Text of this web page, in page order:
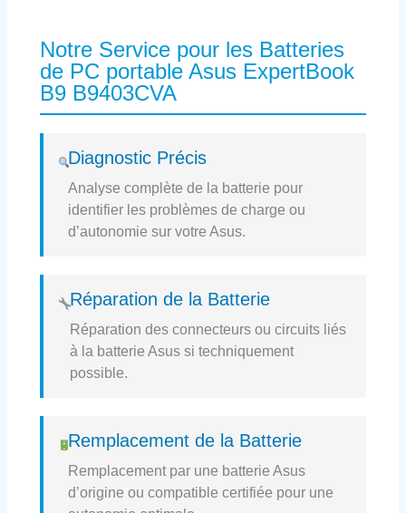
Notre Service pour les Batteries
de PC portable Asus ExpertBook
B9 B9403CVA
Diagnostic Précis
Analyse complète de la batterie pour
identifier les problèmes de charge ou
d’autonomie sur votre Asus.
Réparation de la Batterie
Réparation des connecteurs ou circuits liés
à la batterie Asus si techniquement
possible.
Remplacement de la Batterie
Remplacement par une batterie Asus
d’origine ou compatible certifiée pour une